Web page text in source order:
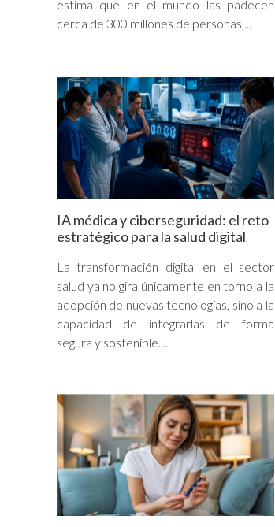
estima que en el mundo las padecen
cerca de 300 millones de personas,...
IA médica y ciberseguridad: el reto
estratégico para la salud digital
La transformación digital en el sector
salud ya no gira únicamente en torno a la
adopción de nuevas tecnologías, sino a la
capacidad de integrarlas de forma
segura y sostenible....